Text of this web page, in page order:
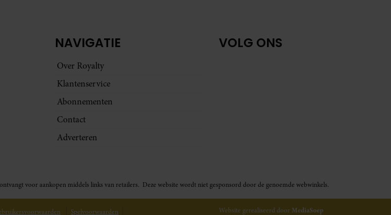
NAVIGATIE
Over Royalty
Klantenservice
Abonnementen
Contact
Adverteren
VOLG ONS
voor aankopen middels links van retailers. Deze website wordt niet gesponsord door de genoemde webwinkels.
Spelvoorwaarden Website gerealiseerd door MediaSoep